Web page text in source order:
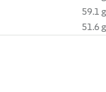
59.1 g
51.6 g